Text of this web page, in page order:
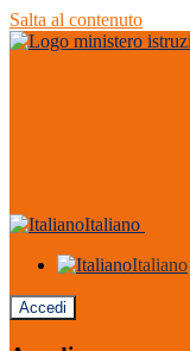
Salta al contenuto
Italiano
Italiano
Accedi